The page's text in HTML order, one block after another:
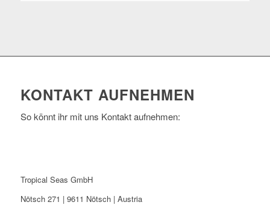
KONTAKT AUFNEHMEN
So könnt ihr mit uns Kontakt aufnehmen:
Tropical Seas GmbH
Nötsch 271 | 9611 Nötsch | Austria